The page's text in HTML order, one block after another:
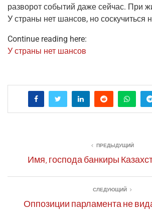
раз­во­рот собы­тий даже сей­час. При
У стра­ны нет шан­сов, но соску­чить­ся
Continue reading here:
У стра­ны нет шансов
ПРЕДЫДУЩИЙ
Имя, господа банкиры
СЛЕДУЮЩИЙ
Оппозиции парламента не